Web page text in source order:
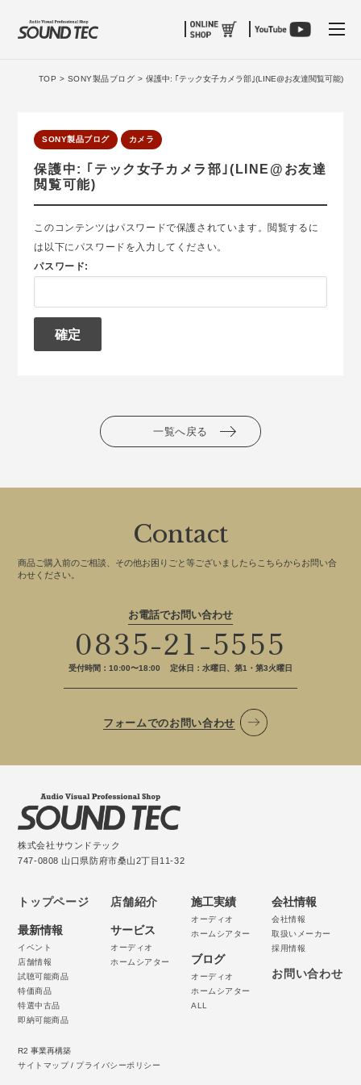
TOP > SONY製品ブログ > 保護中: ｢テック女子カメラ部｣(LINE@お友達閲覧可能)
SONY製品ブログ カメラ
保護中: ｢テック女子カメラ部｣(LINE@お友達
閲覧可能)
このコンテンツはパスワードで保護されています。閲覧するに
は以下にパスワードを入力してください。
パスワード:
一覧へ戻る
Contact
商品ご購入前のご相談、その他お困りごと等ございましたらこちらからお問い合
わせください。
お電話でお問い合わせ
0835-21-5555
受付時間：10:00〜18:00 定休日：水曜日、第1・第3火曜日
フォームでのお問い合わせ
株式会社サウンドテック
747-0808 山口県防府市桑山2丁目11-32
トップページ
最新情報
イベント
店舗情報
試聴可能商品
特価商品
特選中古品
即納可能商品
店舗紹介
サービス
オーディオ
ホームシアター
施工実績
オーディオ
ホームシアター
ブログ
オーディオ
ホームシアター
ALL
会社情報
会社情報
取扱いメーカー
採用情報
お問い合わせ
R2 事業再構築
サイトマップ/ プライバシーポリシー